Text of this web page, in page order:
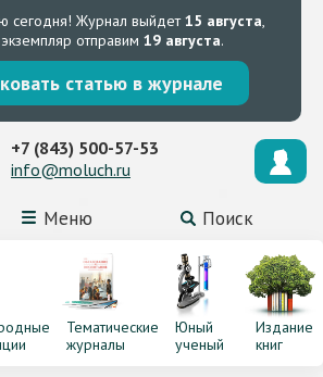
сегодня! Журнал выйдет15 августа,
отправим 19 августа.
статью в журнале
Меню Поиск
+7 (843) 500-57-53
info@moluch.ru
Тематические
журналы
Юный
ученый
Издание
книг